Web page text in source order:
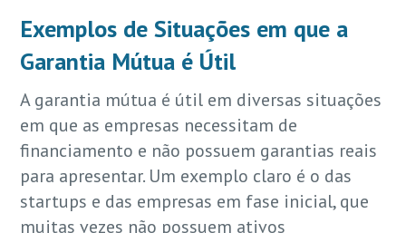
Exemplos de Situações em que a
Garantia Mútua é Útil
A garantia mútua é útil em diversas situações
em que as empresas necessitam de
financiamento e não possuem garantias reais
para apresentar. Um exemplo claro é o das
startups e das empresas em fase inicial, que
muitas vezes não possuem ativos